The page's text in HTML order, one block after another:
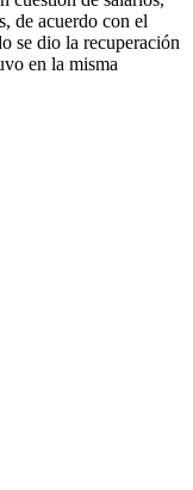
de acuerdo con el
se dio la recuperación
en la misma